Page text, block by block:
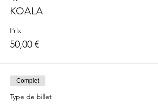
KOALA
Prix
50,00 €
Complet
Type de billet